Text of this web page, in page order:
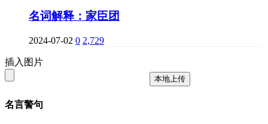
名词解释：家臣团
2024-07-02 0 2,729
插入图片
本地上传
名言警句